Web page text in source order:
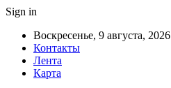
Sign in
Воскресенье, 9 августа, 2026
Контакты
Лента
Карта